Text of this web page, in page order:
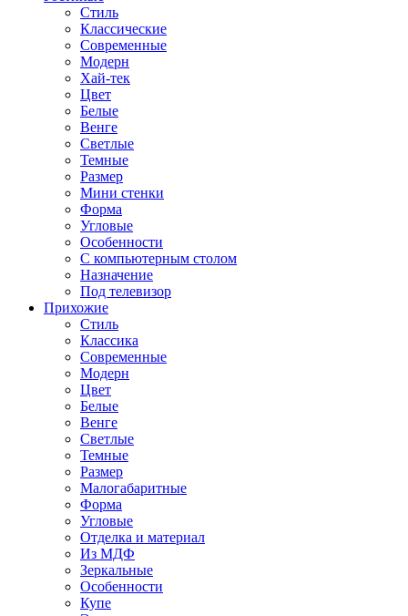
Стиль
Классические
Современные
Модерн
Хай-тек
Цвет
Белые
Венге
Светлые
Темные
Размер
Мини стенки
Форма
Угловые
Особенности
С компьютерным столом
Назначение
Под телевизор
Прихожие
Стиль
Классика
Современные
Модерн
Цвет
Белые
Венге
Светлые
Темные
Размер
Малогабаритные
Форма
Угловые
Отделка и материал
Из МДФ
Зеркальные
Особенности
Купе